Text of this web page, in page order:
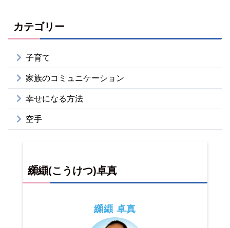
カテゴリー
子育て
家族のコミュニケーション
幸せになる方法
空手
纐纈(こうけつ)卓真
纐纈 卓真